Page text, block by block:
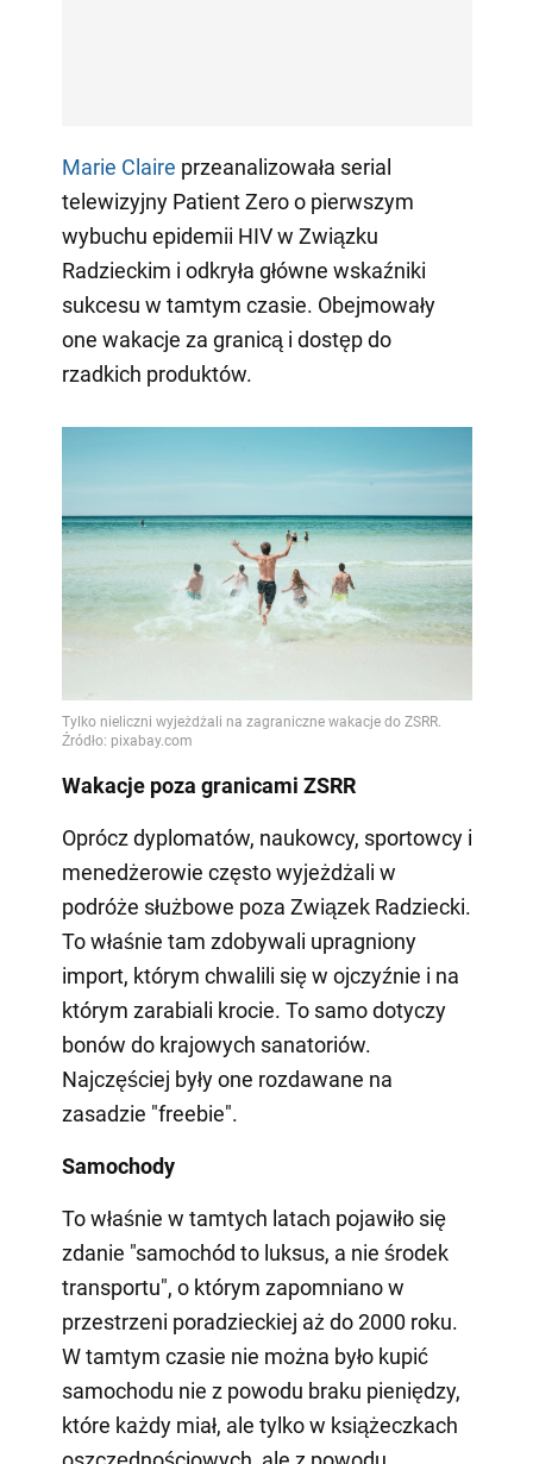
Marie Claire przeanalizowała serial
telewizyjny Patient Zero o pierwszym
wybuchu epidemii HIV w Związku
Radzieckim i odkryła główne wskaźniki
sukcesu w tamtym czasie. Obejmowały
one wakacje za granicą i dostęp do
rzadkich produktów.
Wakacje poza granicami ZSRR
Oprócz dyplomatów, naukowcy, sportowcy i
menedżerowie często wyjeżdżali w
podróże służbowe poza Związek Radziecki.
To właśnie tam zdobywali upragniony
import, którym chwalili się w ojczyźnie i na
którym zarabiali krocie. To samo dotyczy
bonów do krajowych sanatoriów.
Najczęściej były one rozdawane na
zasadzie "freebie".
Samochody
To właśnie w tamtych latach pojawiło się
zdanie "samochód to luksus, a nie środek
transportu", o którym zapomniano w
przestrzeni poradzieckiej aż do 2000 roku.
W tamtym czasie nie można było kupić
samochodu nie z powodu braku pieniędzy,
które każdy miał, ale tylko w książeczkach